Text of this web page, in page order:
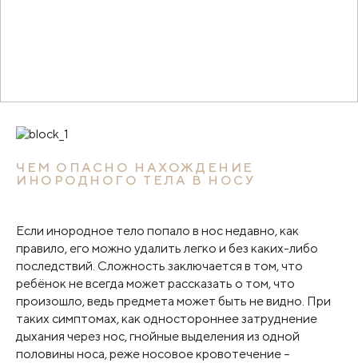
ЧЕМ ОПАСНО НАХОЖДЕНИЕ
ИНОРОДНОГО ТЕЛА В НОСУ
Если инородное тело попало в нос недавно, как
правило, его можно удалить легко и без каких-либо
последствий. Сложность заключается в том, что
ребёнок не всегда может рассказать о том, что
произошло, ведь предмета может быть не видно. При
таких симптомах, как одностороннее затруднение
дыхания через нос, гнойные выделения из одной
половины носа, реже носовое кровотечение –